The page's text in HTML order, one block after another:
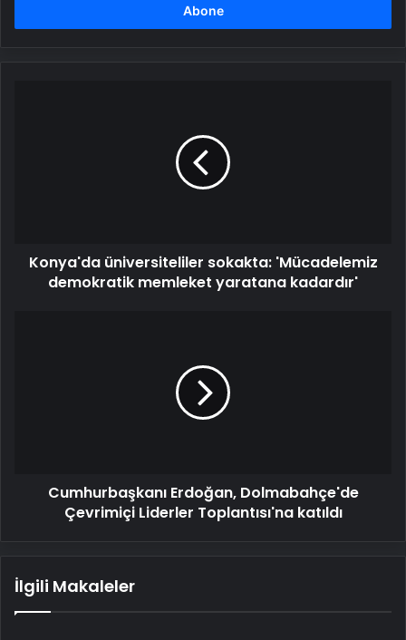
Konya'da üniversiteliler sokakta: 'Mücadelemiz
demokratik memleket yaratana kadardır'
Cumhurbaşkanı Erdoğan, Dolmabahçe'de
Çevrimiçi Liderler Toplantısı'na katıldı
İlgili Makaleler